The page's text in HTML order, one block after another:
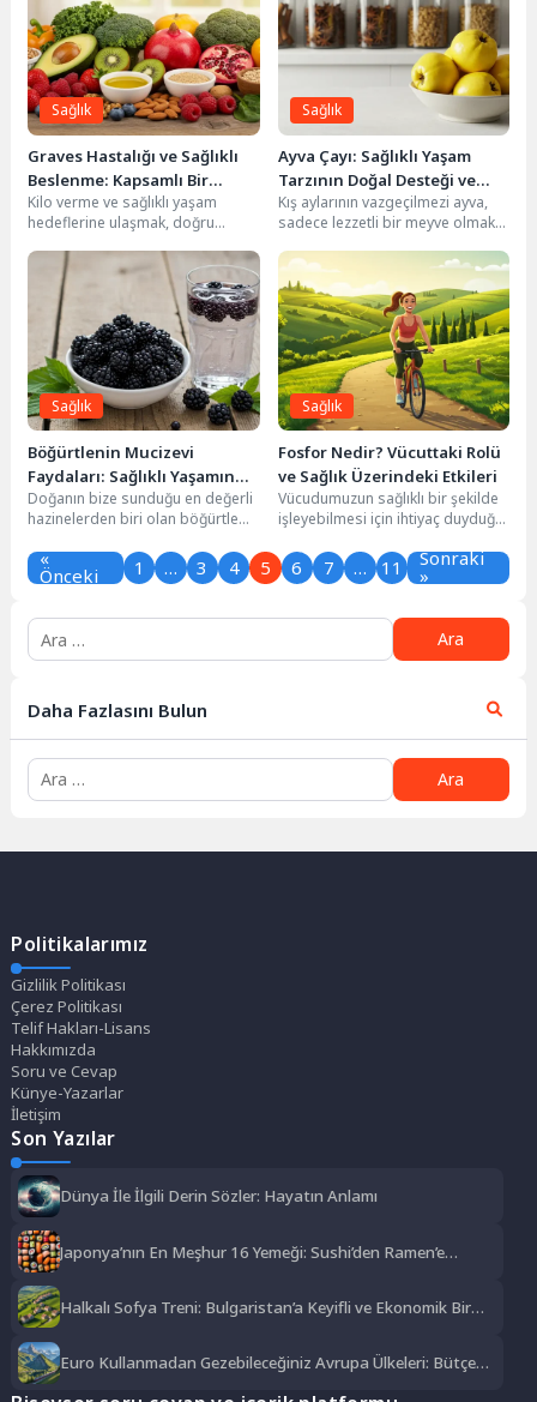
Sağlık
Graves Hastalığı ve Sağlıklı
Beslenme: Kapsamlı Bir
Rehber
Kilo verme ve sağlıklı yaşam
hedeflerine ulaşmak, doğru
Ancak bazı durumlarda,...
Sağlık
Ayva Çayı: Sağlıklı Yaşam
Tarzının Doğal Desteği ve
Faydaları
Kış aylarının vazgeçilmezi ayva,
sadece lezzetli bir meyve olmakla
sayısız fayda...
Sağlık
Böğürtlenin Mucizevi
Faydaları: Sağlıklı Yaşamın
Anahtarı
Doğanın bize sunduğu en değerli
hazinelerden biri olan böğürtlen,
kalmayıp,...
Sağlık
Fosfor Nedir? Vücuttaki Rolü
ve Sağlık Üzerindeki Etkileri
Vücudumuzun sağlıklı bir şekilde
işleyebilmesi için ihtiyaç duyduğu
bulunur. Bu elementlerden...
«
Önceki 1 … 3 4 5 6 7 … 11 Sonraki
»
Daha Fazlasını Bulun
Politikalarımız
Gizlilik Politikası
Çerez Politikası
Telif Hakları-Lisans
Hakkımızda
Soru ve Cevap
Künye-Yazarlar
İletişim
Son Yazılar
Dünya İle İlgili Derin Sözler: Hayatın Anlamı
Japonya’nın En Meşhur 16 Yemeği: Sushi’den Ramen’e
Halkalı Sofya Treni: Bulgaristan’a Keyifli ve Ekonomik Bir
Euro Kullanmadan Gezebileceğiniz Avrupa Ülkeleri: Bütçe